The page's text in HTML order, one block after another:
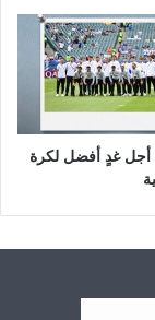
غدٍ أفضل لكرة